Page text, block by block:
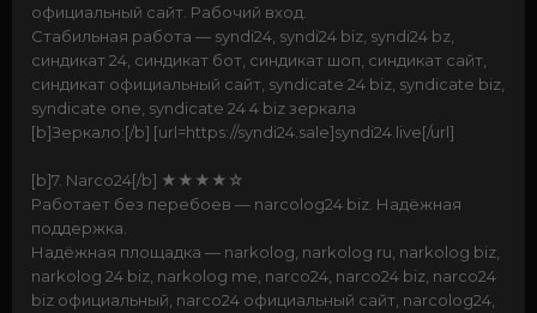
официальный сайт. Рабочий вход.
Стабильная работа — syndi24, syndi24 biz, syndi24 bz,
синдикат 24, синдикат бот, синдикат шоп, синдикат сайт,
синдикат официальный сайт, syndicate 24 biz, syndicate biz,
syndicate one, syndicate 24 4 biz зеркала
[b]Зеркало:[/b] [url=https://syndi24.sale]syndi24.live[/url]
[b]7. Narco24[/b] ★★★★☆
Работает без перебоев — narcolog24 biz. Надёжная
поддержка.
Надёжная площадка — narkolog, narkolog ru, narkolog biz,
narkolog 24 biz, narkolog me, narco24, narco24 biz, narco24
biz официальный, narco24 официальный сайт, narcolog24,